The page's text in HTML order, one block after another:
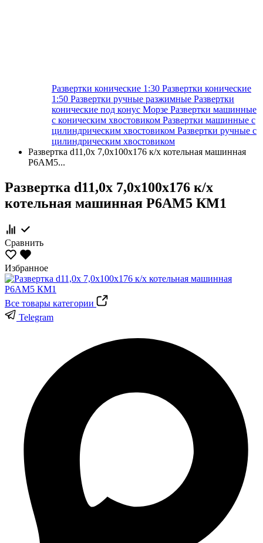
Развертки конические 1:30 Развертки конические
1:50 Развертки ручные разжимные Развертки
конические под конус Морзе Развертки машинные
с коническим хвостовиком Развертки машинные с
цилиндрическим хвостовиком Развертки ручные с
цилиндрическим хвостовиком
Развертка d11,0х 7,0х100х176 к/х котельная машинная
Р6АМ5...
Развертка d11,0х 7,0х100х176 к/х
котельная машинная Р6АМ5 КМ1
Сравнить
Избранное
Все товары категории
Telegram